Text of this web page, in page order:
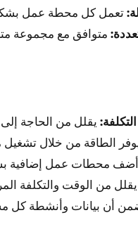
تعمل كل محطة عمل بشكل
متوافق مع مجموعة
يقلل من الحاجة
الطاقة من خلال
أضف محطات عمل إضافية
يقلل من الوقت والتكلفة
أن بيانات وأنشطة كل